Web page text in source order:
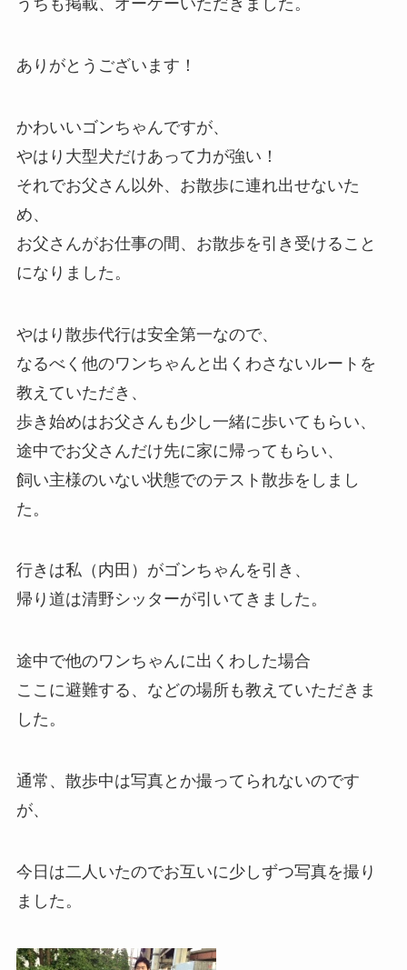
うちも掲載、オーケーいただきました。
ありがとうございます！
かわいいゴンちゃんですが、
やはり大型犬だけあって力が強い！
それでお父さん以外、お散歩に連れ出せないた
め、
お父さんがお仕事の間、お散歩を引き受けること
になりました。
やはり散歩代行は安全第一なので、
なるべく他のワンちゃんと出くわさないルートを
教えていただき、
歩き始めはお父さんも少し一緒に歩いてもらい、
途中でお父さんだけ先に家に帰ってもらい、
飼い主様のいない状態でのテスト散歩をしまし
た。
行きは私（内田）がゴンちゃんを引き、
帰り道は清野シッターが引いてきました。
途中で他のワンちゃんに出くわした場合
ここに避難する、などの場所も教えていただきま
した。
通常、散歩中は写真とか撮ってられないのです
が、
今日は二人いたのでお互いに少しずつ写真を撮り
ました。